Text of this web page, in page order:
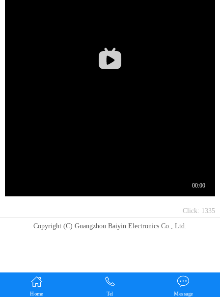
Click: 1335
Copyright (C) Guangzhou Baiyin Electronics Co., Ltd.
Home Tel Message